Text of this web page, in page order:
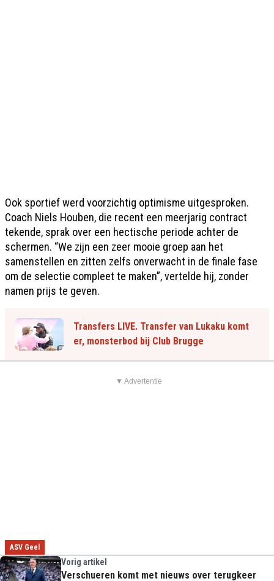
Ook sportief werd voorzichtig optimisme uitgesproken.
Coach Niels Houben, die recent een meerjarig contract
tekende, sprak over een hectische periode achter de
schermen. “We zijn een zeer mooie groep aan het
samenstellen en zitten zelfs onverwacht in de finale fase
om de selectie compleet te maken”, vertelde hij, zonder
namen prijs te geven.
Transfers LIVE. Transfer van Lukaku komt
er, monsterbod bij Club Brugge
▼ Advertentie
ASV Geel
Vorig artikel
Verschueren komt met nieuws over terugkeer